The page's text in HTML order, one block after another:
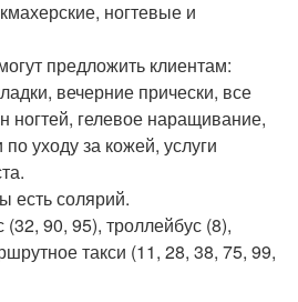
ногтевые и
предложить клиентам:
вечерние прически, все
ногтей, гелевое наращивание,
уходу за кожей, услуги
есть солярий.
(32, 90, 95), троллейбус (8),
такси (11, 28, 38, 75, 99,